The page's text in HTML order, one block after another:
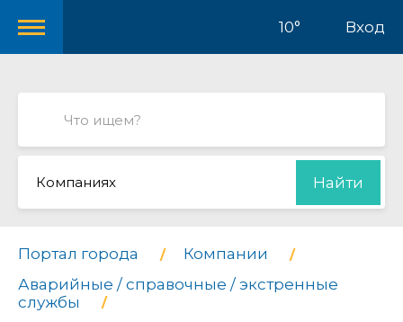
10° Вход
Компаниях Найти
Портал города
Компании
Аварийные / справочные / экстренные
службы